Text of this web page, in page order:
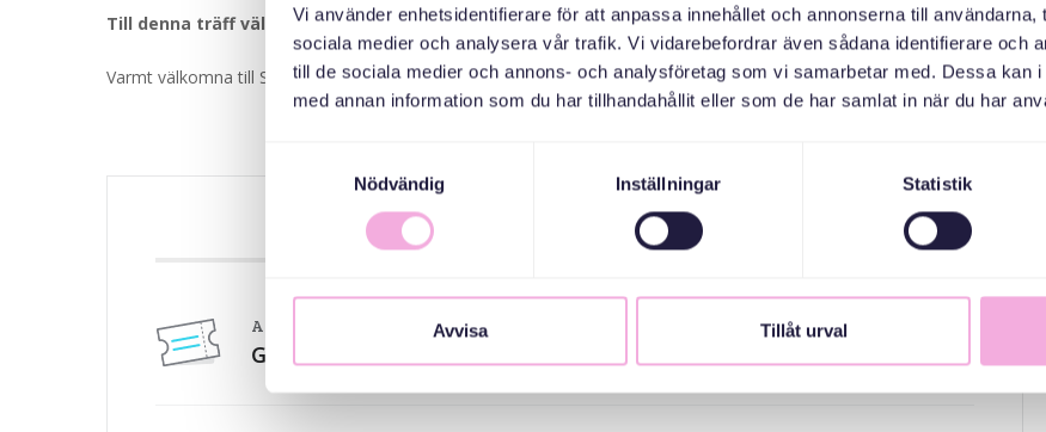
Vi använder enhetsidentifierare för att anpassa innehållet och annonserna till användarna,
sociala medier och analysera vår trafik. Vi vidarebefordrar även sådana identifierare och
till de sociala medier och annons- och analysföretag som vi samarbetar med. Dessa kan
med annan information som du har tillhandahållit eller som de har samlat in när du har
Nödvändig
Inställningar Statistik
Avvisa Tillåt urval
Till denna träff välkomnar vi småbarnsfamiljer med barn upp till 2 år (även äldre syskon) och seniorer.
Varmt välkomna till Svenska med baby och Nydala öppna förskola!
ANMÄLAN TILL AKTIVITET
Anmälan till Tre generationer möts
Gratis